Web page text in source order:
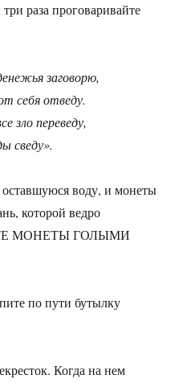
раза проговаривайте
заговорю,
себя отведу.
зло переведу,
сведу».
воду, и монеты
которой ведро
МОНЕТЫ ГОЛЫМИ
по пути бутылку
Когда на нем